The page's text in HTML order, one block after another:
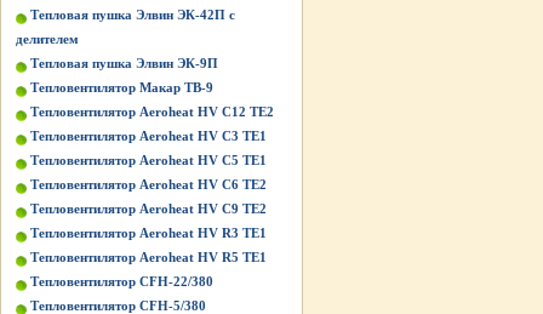
Тепловая пушка Элвин ЭК-42П с
делителем
Тепловая пушка Элвин ЭК-9П
Тепловентилятор Макар ТВ-9
Тепловентилятор Aeroheat HV C12 TE2
Тепловентилятор Aeroheat HV C3 TE1
Тепловентилятор Aeroheat HV C5 TE1
Тепловентилятор Aeroheat HV C6 TE2
Тепловентилятор Aeroheat HV C9 TE2
Тепловентилятор Aeroheat HV R3 TE1
Тепловентилятор Aeroheat HV R5 TE1
Тепловентилятор CFH-22/380
Тепловентилятор CFH-5/380